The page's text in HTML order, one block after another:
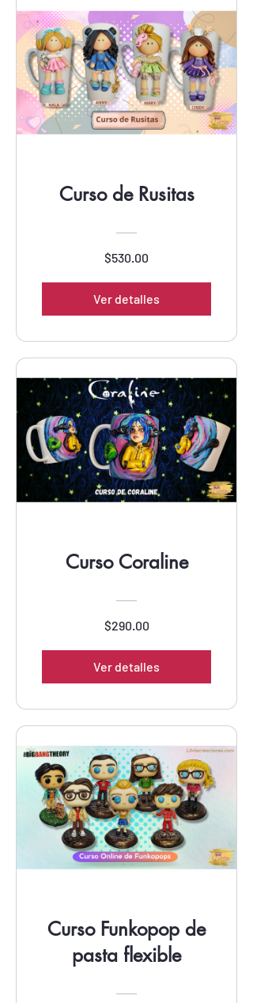
Curso de Rusitas
$530.00
Ver detalles
Curso Coraline
$290.00
Ver detalles
Curso Funkopop de
pasta flexible